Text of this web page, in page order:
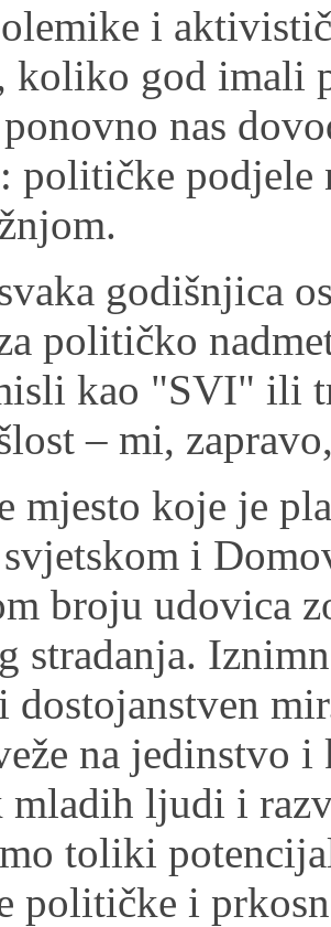
i
koliko god imali
nas
političke podjele
godišnjica
političko
kao "SVI" ili
– mi,
mjesto koje je
i
broju udovica
stradanja.
dostojanstven
na jedinstvo
mladih ljudi i
toliki
političke i